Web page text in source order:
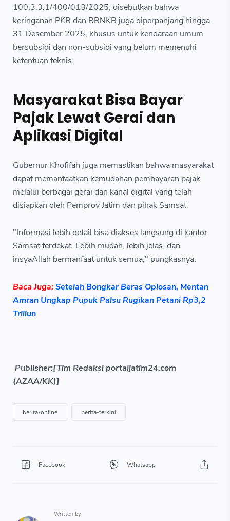
100.3.3.1/400/013/2025, disebutkan bahwa
keringanan PKB dan BBNKB juga diperpanjang hingga
31 Desember 2025, khusus untuk kendaraan umum
bersubsidi dan non-subsidi yang belum memenuhi
ketentuan teknis.
Masyarakat Bisa Bayar
Pajak Lewat Gerai dan
Aplikasi Digital
Gubernur Khofifah juga memastikan bahwa masyarakat
dapat memanfaatkan kemudahan pembayaran pajak
melalui berbagai gerai dan kanal digital yang telah
disiapkan oleh Pemprov Jatim dan pihak Samsat.
"Informasi lebih detail bisa diakses langsung di kantor
Samsat terdekat. Lebih mudah, lebih jelas, dan
insyaAllah bermanfaat untuk semua," pungkasnya.
Baca Juga:Setelah Bongkar Beras Oplosan, Mentan
Amran Ungkap Pupuk Palsu Rugikan Petani Rp3,2
Triliun
Publisher:[Tim Redaksi portaljatim24.com
(AZAA/KK)]